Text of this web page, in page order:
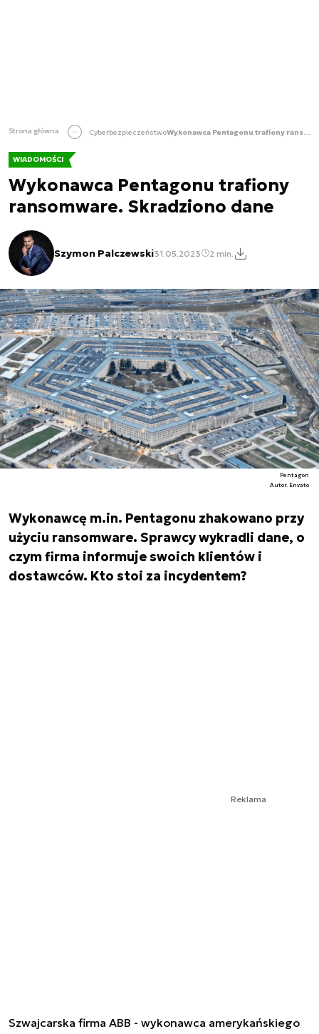
Strona główna Cyberbezpieczeństwo Wykonawca Pentagonu trafiony ransomware. Skradziono dane
WIADOMOŚCI
Wykonawca Pentagonu trafiony
ransomware. Skradziono dane
Szymon Palczewski31.05.2023 2 min.
Pentagon
Autor. Envato
Wykonawcę m.in. Pentagonu zhakowano przy
użyciu ransomware. Sprawcy wykradli dane, o
czym firma informuje swoich klientów i
dostawców. Kto stoi za incydentem?
Reklama
Szwajcarska firma ABB - wykonawca amerykańskiego